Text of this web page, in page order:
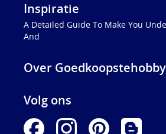
Inspiratie
A Detailed Guide To Make You
And
Over
Volg ons